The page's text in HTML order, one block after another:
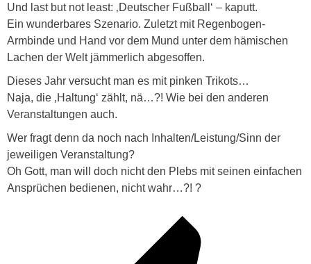
Und last but not least: ‚Deutscher Fußball‘ – kaputt.
Ein wunderbares Szenario. Zuletzt mit Regenbogen-
Armbinde und Hand vor dem Mund unter dem hämischen
Lachen der Welt jämmerlich abgesoffen.
Dieses Jahr versucht man es mit pinken Trikots…
Naja, die ‚Haltung‘ zählt, nä…?! Wie bei den anderen
Veranstaltungen auch.
Wer fragt denn da noch nach Inhalten/Leistung/Sinn der
jeweiligen Veranstaltung?
Oh Gott, man will doch nicht den Plebs mit seinen einfachen
Ansprüchen bedienen, nicht wahr…?! ?